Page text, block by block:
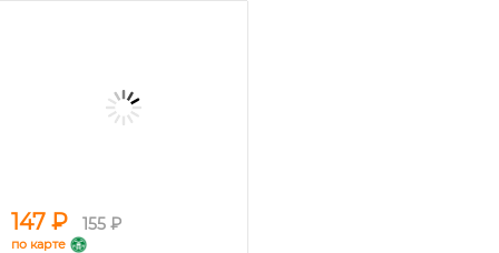
147 ₽ 155 ₽
по карте